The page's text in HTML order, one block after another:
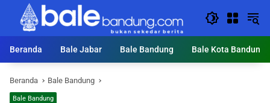
Langsung
konten
Beranda
Bale Jabar Bale Bandung Bale Kota Bandung
Beranda Bale Bandung
Bale Bandung